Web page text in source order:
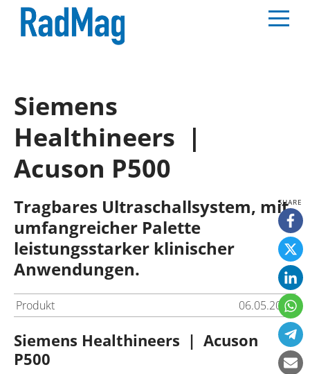
Siemens
Healthineers |
Acuson P500
Tragbares Ultraschallsystem, mit
umfangreicher Palette
leistungsstarker klinischer
Anwendungen.
Produkt 06.05.2025
Siemens Healthineers | Acuson
P500